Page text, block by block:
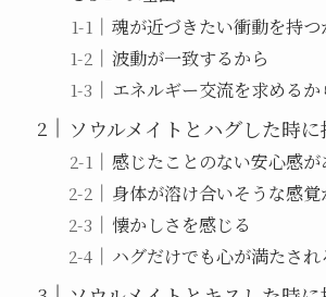
魂が近づきたい衝動を持つ
波動が一致するから
エネルギー交流を求めるか
ソウルメイトとハグした時
感じたことのない安心感が
身体が溶け合いそうな感覚
懐かしさを感じる
ハグだけでも心が満たされ